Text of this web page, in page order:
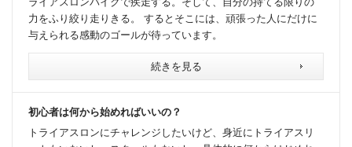
力をふり絞り走りきる。 するとそこには、頑張った人にだけに
与えられる感動のゴールが待っています。
続きを見る
初心者は何から始めればいいの？
トライアスロンにチャレンジしたいけど、身近にトライアスリ